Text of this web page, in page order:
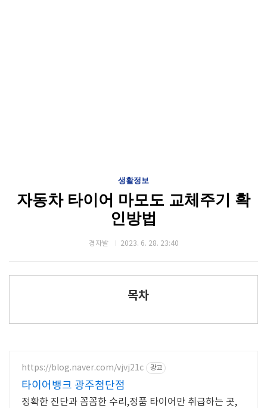
생활정보
자동차 타이어 마모도 교체주기 확
인방법
경자발 2023. 6. 28. 23:40
목차
https://blog.naver.com/vjvj21c 광고
타이어뱅크 광주첨단점
정확한 진단과 꼼꼼한 수리,정품 타이어만 취급하는 곳,